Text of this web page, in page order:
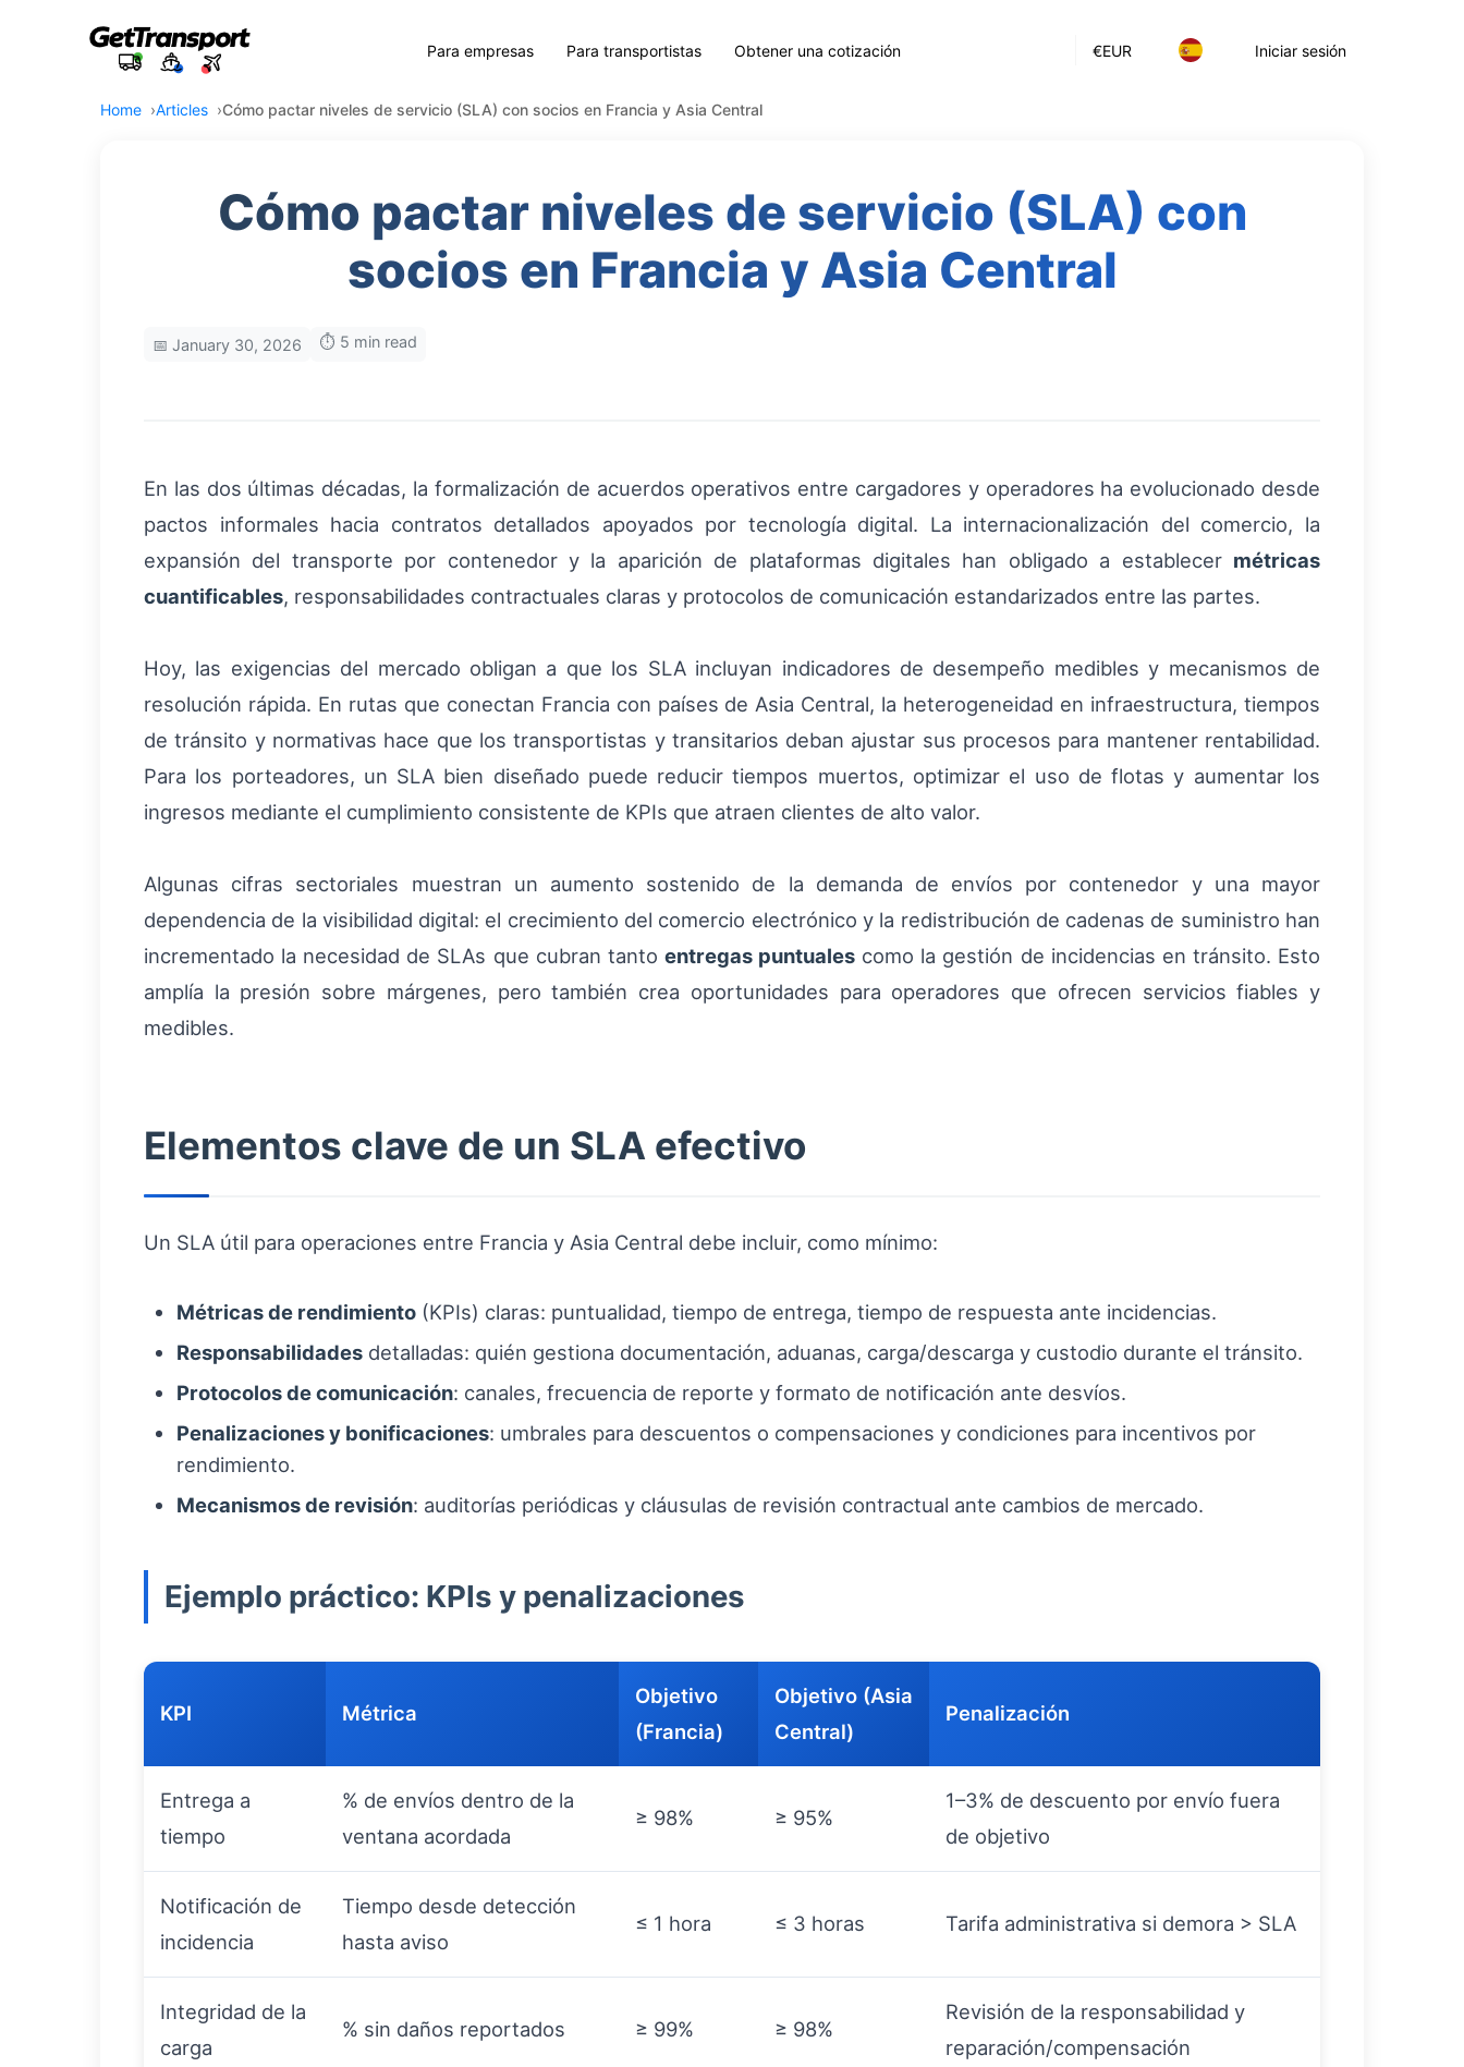
€EUR Iniciar sesión
Para empresas Para transportistas Obtener una cotización
Home Articles Cómo pactar niveles de servicio (SLA) con socios en Francia y Asia Central
Cómo pactar niveles de servicio (SLA) con
socios en Francia y Asia Central
📅 January 30, 2026 ⏱️ 5 min read
En las dos últimas décadas, la formalización de acuerdos operativos entre cargadores y operadores ha evolucionado desde
pactos informales hacia contratos detallados apoyados por tecnología digital. La internacionalización del comercio, la
expansión del transporte por contenedor y la aparición de plataformas digitales han obligado a establecer métricas
cuantificables, responsabilidades contractuales claras y protocolos de comunicación estandarizados entre las partes.
Hoy, las exigencias del mercado obligan a que los SLA incluyan indicadores de desempeño medibles y mecanismos de
resolución rápida. En rutas que conectan Francia con países de Asia Central, la heterogeneidad en infraestructura, tiempos
de tránsito y normativas hace que los transportistas y transitarios deban ajustar sus procesos para mantener rentabilidad.
Para los porteadores, un SLA bien diseñado puede reducir tiempos muertos, optimizar el uso de flotas y aumentar los
ingresos mediante el cumplimiento consistente de KPIs que atraen clientes de alto valor.
Algunas cifras sectoriales muestran un aumento sostenido de la demanda de envíos por contenedor y una mayor
dependencia de la visibilidad digital: el crecimiento del comercio electrónico y la redistribución de cadenas de suministro han
incrementado la necesidad de SLAs que cubran tanto entregas puntuales como la gestión de incidencias en tránsito. Esto
amplía la presión sobre márgenes, pero también crea oportunidades para operadores que ofrecen servicios fiables y
medibles.
Elementos clave de un SLA efectivo
Un SLA útil para operaciones entre Francia y Asia Central debe incluir, como mínimo:
Métricas de rendimiento (KPIs) claras: puntualidad, tiempo de entrega, tiempo de respuesta ante incidencias.
Responsabilidades detalladas: quién gestiona documentación, aduanas, carga/descarga y custodio durante el tránsito.
Protocolos de comunicación: canales, frecuencia de reporte y formato de notificación ante desvíos.
Penalizaciones y bonificaciones: umbrales para descuentos o compensaciones y condiciones para incentivos por
rendimiento.
Mecanismos de revisión: auditorías periódicas y cláusulas de revisión contractual ante cambios de mercado.
Ejemplo práctico: KPIs y penalizaciones
KPI Métrica
Objetivo
(Francia)
Objetivo (Asia
Central)
Penalización
Entrega a
tiempo
% de envíos dentro de la
ventana acordada
≥ 98% ≥ 95%
1–3% de descuento por envío fuera
de objetivo
Notificación de
incidencia
Tiempo desde detección
hasta aviso
≤ 1 hora ≤ 3 horas Tarifa administrativa si demora > SLA
Integridad de la
carga
% sin daños reportados ≥ 99% ≥ 98%
Revisión de la responsabilidad y
reparación/compensación